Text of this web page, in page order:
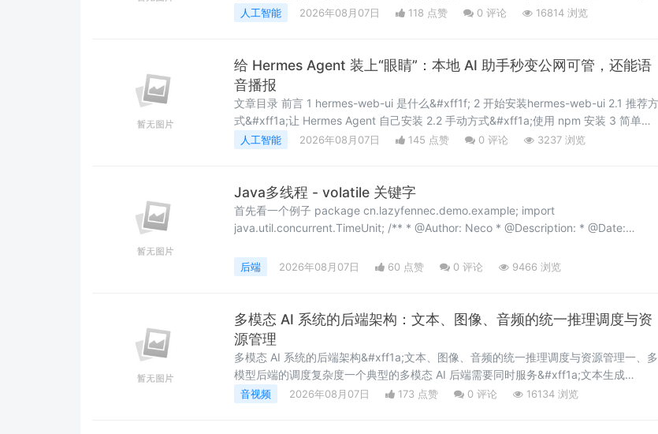
分钟生成1分半视频&#xff0c;低成本、可规模化。作为具身交互智能的重要应用场景
人工智能 2026年08月07日 118 点赞 0 评论 16814 浏览
给 Hermes Agent 装上“眼睛”：本地 AI 助手秒变公网可管，还能语
音播报
文章目录 前言 1 hermes-web-ui 是什么&#xff1f; 2 开始安装hermes-web-ui 2.1 推荐方
式&#xff1a;让 Hermes Agent 自己安装 2.2 手动方式&#xff1a;使用 npm 安装 3 简单上
手体验 4 使用 cpolar 实现公网访问 4.1 什么是cpolar? 4.2 安装cpolar 4.3 注册及登录
人工智能 2026年08月07日 145 点赞 0 评论 3237 浏览
Java多线程 - volatile 关键字
首先看一个例子 package cn.lazyfennec.demo.example; import
java.util.concurrent.TimeUnit; /** * @Author: Neco * @Description: * @Date:
后端 2026年08月07日 60 点赞 0 评论 9466 浏览
多模态 AI 系统的后端架构：文本、图像、音频的统一推理调度与资
源管理
多模态 AI 系统的后端架构&#xff1a;文本、图像、音频的统一推理调度与资源管理一、多
模型后端的调度复杂度一个典型的多模态 AI 后端需要同时服务&#xff1a;文本生成
&#xff08;LLaMA 70B&#xff09;、图像理解&#xff08;LLaVA 13B&#xff09;、语音识别
音视频 2026年08月07日 173 点赞 0 评论 16134 浏览